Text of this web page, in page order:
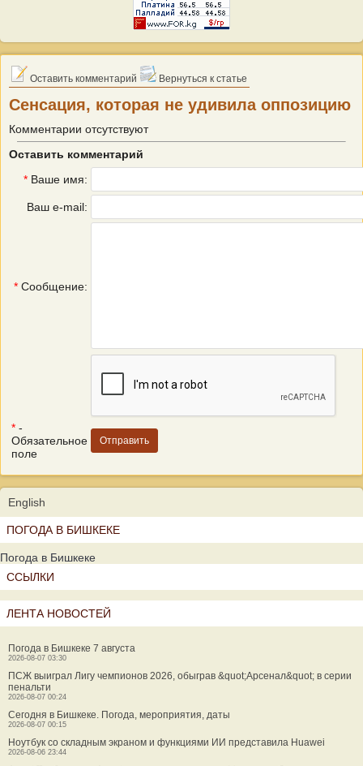
Оставить комментарий Вернуться к статье
Сенсация, которая не удивила оппозицию
Комментарии отсутствуют
Оставить комментарий
* Ваше имя:
Ваш e-mail:
* Сообщение:
* -
Обязательное
поле
English
ПОГОДА В БИШКЕКЕ
Погода в Бишкеке
ССЫЛКИ
ЛЕНТА НОВОСТЕЙ
Погода в Бишкеке 7 августа
2026-08-07 03:30
ПСЖ выиграл Лигу чемпионов 2026, обыграв &quot;Арсенал&quot; в серии
пенальти
2026-08-07 00:24
Сегодня в Бишкеке. Погода, мероприятия, даты
2026-08-07 00:15
Ноутбук со складным экраном и функциями ИИ представила Huawei
2026-08-06 23:44